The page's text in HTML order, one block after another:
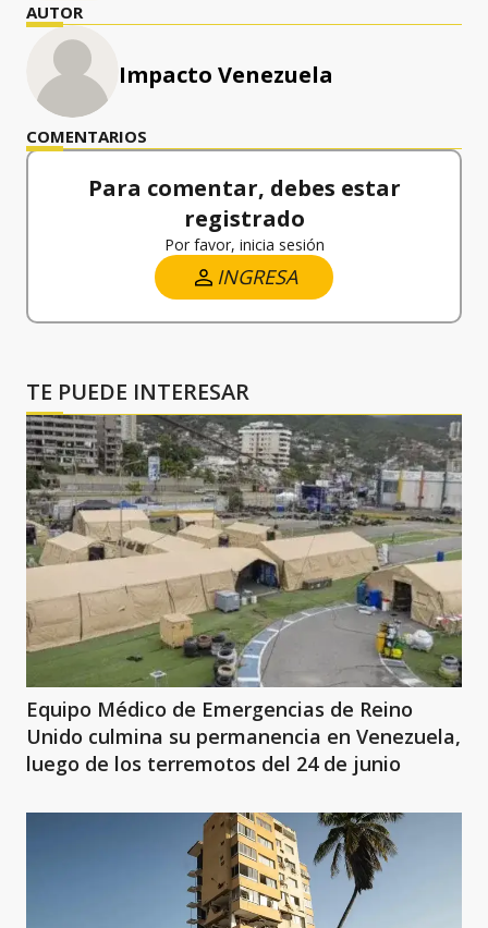
AUTOR
Impacto Venezuela
COMENTARIOS
Para comentar, debes estar
registrado
Por favor, inicia sesión
INGRESA
TE PUEDE INTERESAR
Equipo Médico de Emergencias de Reino
Unido culmina su permanencia en Venezuela,
luego de los terremotos del 24 de junio